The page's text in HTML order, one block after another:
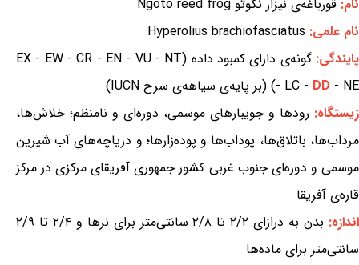
نام: قورباغه‌ی نیزار نگوتو Ngoto reed frog
نام علمی: Hyperolius brachiofasciatus
پایندگی:
گونه‌ی دارای کمبود داده (EX - EW - CR - EN - VU - NT
- LC - DD - NE) (بر پایه‌ی سیاهه‌ی سرخ IUCN)
زیستگاه: رودها و جویبارهای موسمی، دوره‌ای و نامنظم؛ خلاش‌ها،
مرداب‌ها، باتلاق‌ها، پوداب‌ها و پوده‌زارها؛ و دریاچه‌های آب شیرین
موسمی و دوره‌ای جنوب غربی کشور جمهوری آفریقای مرکزی در مرکز
قاره‌ی آفریقا
اندازه:
بدن به درازای ۲/۲ تا ۲/۸ سانتی‌متر برای نرها و ۲/۴ تا ۲/۹
سانتی‌متر برای ماده‌ها